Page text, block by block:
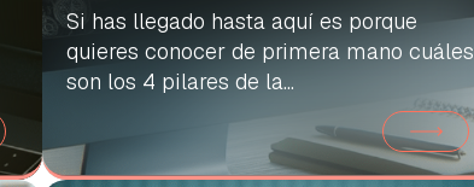
Si has llegado hasta aquí es porque
quieres conocer de primera mano cuáles
son los 4 pilares de la...